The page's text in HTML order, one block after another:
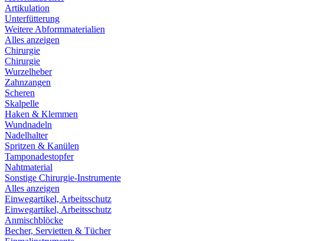
Artikulation
Unterfütterung
Weitere Abformmaterialien
Alles anzeigen
Chirurgie
Chirurgie
Wurzelheber
Zahnzangen
Scheren
Skalpelle
Haken & Klemmen
Wundnadeln
Nadelhalter
Spritzen & Kanülen
Tamponadestopfer
Nahtmaterial
Sonstige Chirurgie-Instrumente
Alles anzeigen
Einwegartikel, Arbeitsschutz
Einwegartikel, Arbeitsschutz
Anmischblöcke
Becher, Servietten & Tücher